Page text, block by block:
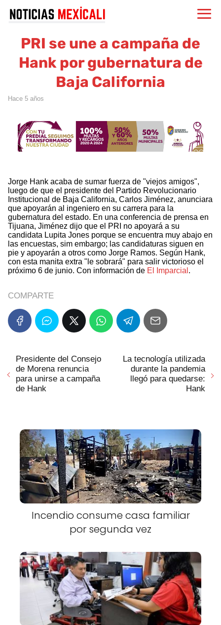
PRI se une a campaña de
Hank por gubernatura de
Baja California
hace 5 años
Jorge Hank acaba de sumar fuerza de "viejos amigos",
luego de que el presidente del Partido Revolucionario
Institucional de Baja California, Carlos Jiménez, anunciara
que apoyarán al ingeniero en su carrera para la
gubernatura del estado. En una conferencia de prensa en
Tijuana, Jiménez dijo que el PRI no apoyará a su
candidata Lupita Jones porque se encuentra muy abajo en
las encuestas, sim embargo; las candidaturas siguen en
pie y apoyarán a otros como Jorge Ramos. Según Hank,
con esta manita extra "le sobrará" para salir victorioso el
próximo 6 de junio. Con información de El Imparcial .
COMPARTE
Presidente del Consejo
de Morena renuncia
para unirse a campaña
de Hank
La tecnología utilizada
durante la pandemia
llegó para quedarse:
Hank
Incendio consume casa familiar
por segunda vez